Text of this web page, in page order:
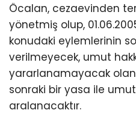
Öcalan, cezaevinden
yönetmiş olup,
konudaki eylemlerinin
verilmeyecek, umut
yararlanamayacak
sonraki bir yasa ile umut
aralanacaktır.